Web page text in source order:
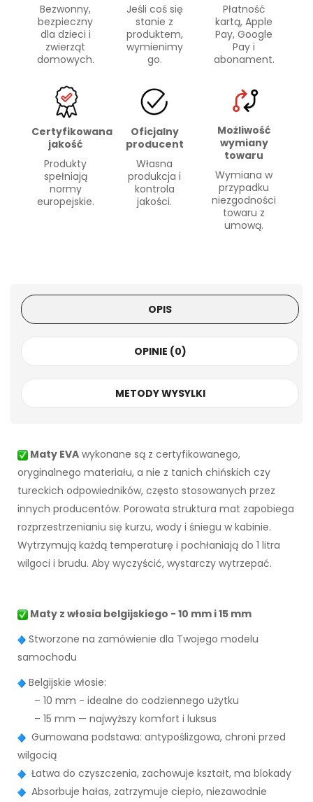
Bezwonny,
bezpieczny
dla dzieci i
zwierząt
domowych.
Jeśli coś się
stanie z
produktem,
wymienimy
go.
Płatność
kartą, Apple
Pay, Google
Pay i
abonament.
Certyfikowana
jakość
Produkty
spełniają
normy
europejskie.
Oficjalny
producent
Własna
produkcja i
kontrola
jakości.
Możliwość
wymiany
towaru
Wymiana w
przypadku
niezgodności
towaru z
umową.
OPIS
OPINIE (0)
METODY WYSYLKI
Maty EVA wykonane są z certyfikowanego,
oryginalnego materiału, a nie z tanich chińskich czy
tureckich odpowiedników, często stosowanych przez
innych producentów. Porowata struktura mat zapobiega
rozprzestrzenianiu się kurzu, wody i śniegu w kabinie.
Wytrzymują każdą temperaturę i pochłaniają do 1 litra
wilgoci i brudu. Aby wyczyścić, wystarczy wytrzepać.
Maty z włosia belgijskiego - 10 mm i 15 mm
Stworzone na zamówienie dla Twojego modelu
samochodu
Belgijskie włosie:
– 10 mm - idealne do codziennego użytku
– 15 mm — najwyższy komfort i luksus
Gumowana podstawa: antypoślizgowa, chroni przed
wilgocią
Łatwa do czyszczenia, zachowuje kształt, ma blokady
Absorbuje hałas, zatrzymuje ciepło, niezawodnie